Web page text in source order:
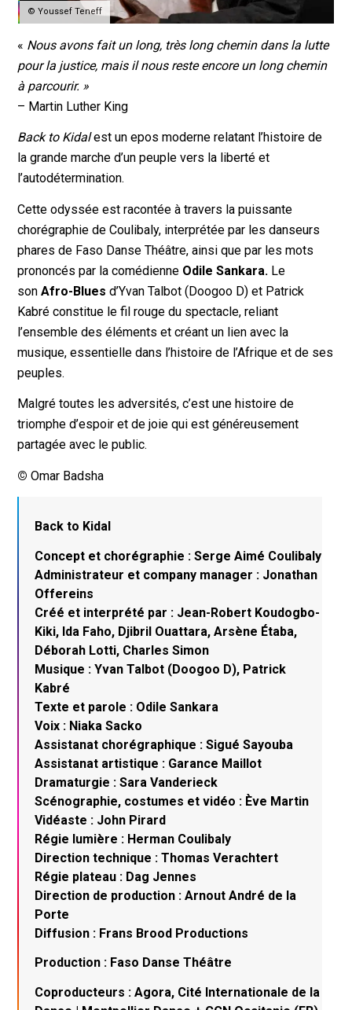
© Youssef Teneff
« Nous avons fait un long, très long chemin dans la lutte
pour la justice, mais il nous reste encore un long chemin
à parcourir. »
– Martin Luther King
Back to Kidalest un epos moderne relatant l’histoire de
la grande marche d’un peuple vers la liberté et
l’autodétermination.
Cette odyssée est racontée à travers la puissante
chorégraphie de Coulibaly, interprétée par les danseurs
phares de Faso Danse Théâtre, ainsi que par les mots
prononcés par la comédienne Odile Sankara. Le
sonAfro-Bluesd’Yvan Talbot (Doogoo D) et Patrick
Kabré constitue le fil rouge du spectacle, reliant
l’ensemble des éléments et créant un lien avec la
musique, essentielle dans l’histoire de l’Afrique et de ses
peuples.
Malgré toutes les adversités, c’est une histoire de
triomphe d’espoir et de joie qui est généreusement
partagée avec le public.
© Omar Badsha
Back to Kidal
Concept et chorégraphie : Serge Aimé Coulibaly
Administrateur et company manager : Jonathan
Offereins
Créé et interprété par : Jean-Robert Koudogbo-
Kiki, Ida Faho, Djibril Ouattara, Arsène Étaba,
Déborah Lotti, Charles Simon
Musique : Yvan Talbot (Doogoo D), Patrick
Kabré
Texte et parole : Odile Sankara
Voix : Niaka Sacko
Assistanat chorégraphique : Sigué Sayouba
Assistanat artistique : Garance Maillot
Dramaturgie : Sara Vanderieck
Scénographie, costumes et vidéo : Ève Martin
Vidéaste : John Pirard
Régie lumière : Herman Coulibaly
Direction technique : Thomas Verachtert
Régie plateau : Dag Jennes
Direction de production : Arnout André de la
Porte
Diffusion : Frans Brood Productions
Production : Faso Danse Théâtre
Coproducteurs : Agora, Cité Internationale de la